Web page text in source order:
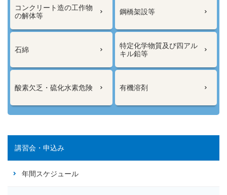
コンクリート造の工作物
の解体等
鋼橋架設等
石綿
特定化学物質及び四アル
キル鉛等
酸素欠乏・硫化水素危険 有機溶剤
講習会・申込み
年間スケジュール